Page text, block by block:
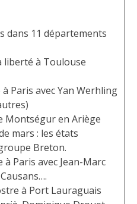
dans 11 départements
à Toulouse
Paris avec Yan Werhling
Montségur en Ariège
mars : les états
Breton.
Paris avec Jean-Marc
à Port Lauraguais